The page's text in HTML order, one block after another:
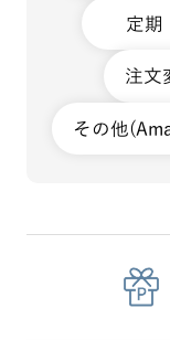
定期
注文
その他